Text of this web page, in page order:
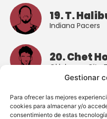
Gestionar
Para ofrecer las mejores
cookies para almacenar y/o
consentimiento de estas
19. T.
Indiana Pacers
20. Chet
Oklahoma City